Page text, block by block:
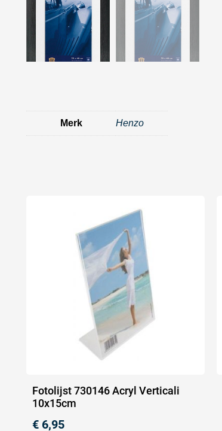
Merk Henzo
Fotolijst 730146 Acryl Verticali
10x15cm
€ 6,95